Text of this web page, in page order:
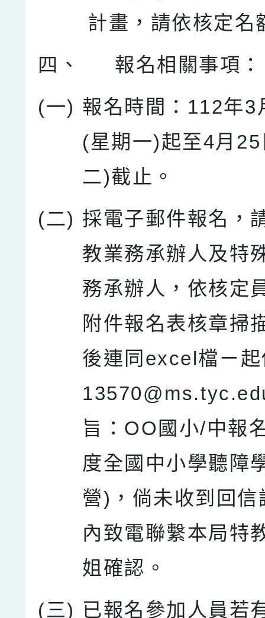
計畫，請依核定名
四、
報名相關事項：
(一) 報名時間：112年3
(星期一)起至4月
二)截止。
(二) 採電子郵件報名，
教業務承辦人及特
務承辦人，依核定
附件報名表核章掃
後連同excel檔ㄧ
旨：OO國小/中報
度全國中小學聽障
營)，倘未收到回信
內致電聯繫本局特
姐確認。
(三) 已報名參加人員若